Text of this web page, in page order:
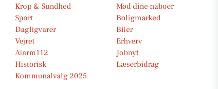
Krop & Sundhed
Mød dine naboer
Sport
Boligmarked
Dagligvarer
Biler
Vejret
Erhverv
Alarm112
Jobnyt
Historisk
Læserbidrag
Kommunalvalg 2025